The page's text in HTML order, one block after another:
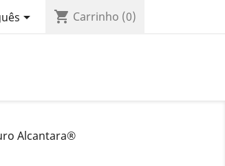
 shopping_cart Carrinho (0)
Alcantara®